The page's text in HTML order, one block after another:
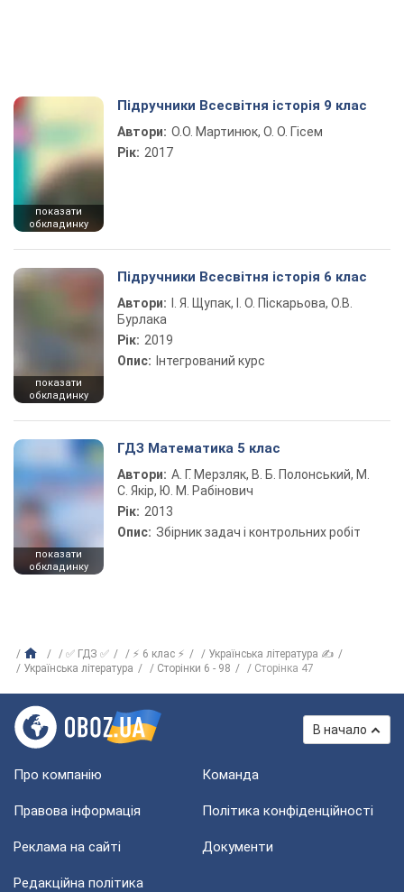
показати
обкладинку
Підручники Всесвітня історія 9 клас
Автори: О.О. Мартинюк, О. О. Гісем
Рік: 2017
показати
обкладинку
Підручники Всесвітня історія 6 клас
Автори:
І. Я. Щупак, І. О. Піскарьова, О.В.
Бурлака
Рік: 2019
Опис: Інтегрований курс
показати
обкладинку
ГДЗ Математика 5 клас
Автори: А. Г. Мерзляк, В. Б. Полонський, М.
С. Якір, Ю. М. Рабінович
Рік: 2013
Опис: Збірник задач і контрольних робіт
✅ ГДЗ ✅ ⚡ 6 клас ⚡
Українська література ✍
Українська література
Сторінки 6 - 98 Сторінка 47
В начало
Про компанію Команда
Правова інформація Політика конфіденційності
Реклама на сайті Документи
Редакційна політика